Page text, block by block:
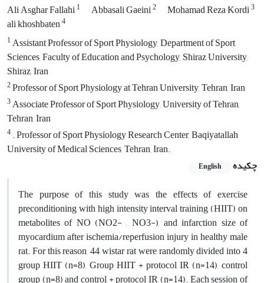
Ali Asghar Fallahi1 Abbasali Gaeini2 Mohamad Reza Kordi3
ali khoshbaten4
1Assistant Professor of Sport Physiology, Department of Sport
Sciences, Faculty of Education and Psychology, Shiraz University,
Shiraz, Iran
2Professor of Sport Physiology at Tehran University, Tehran, Iran
3Associate Professor of Sport Physiology, University of Tehran,
Tehran, Iran
4. Professor of Sport Physiology Research Center, Baqiyatallah
University of Medical Sciences, Tehran, Iran.
چکیده
English
The purpose of this study was the effects of exercise
preconditioning with high intensity interval training (HIIT) on
metabolites of NO (NO2- , NO3-), and infarction size of
myocardium after ischemia/reperfusion injury in healthy male
rat. For this reason, 44 wistar rat were randomly divided into 4
group HIIT (n=8), Group HIIT + protocol IR (n=14), control
group (n=8) and control + protocol IR (n=14). Each session of